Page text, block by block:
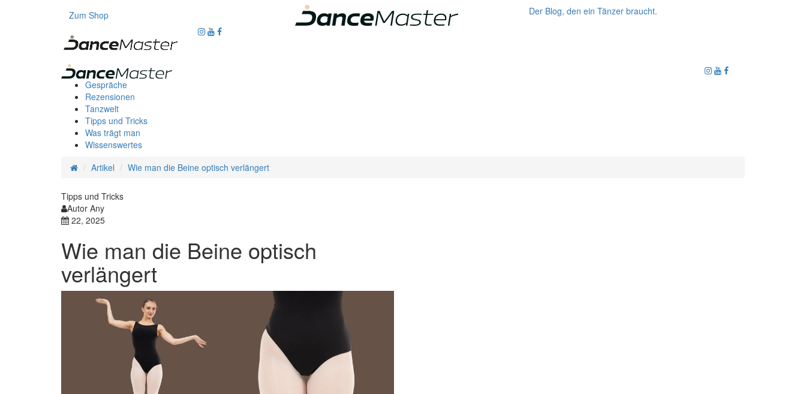
Zum Shop Der Blog, den ein Tänzer braucht.
Gespräche
Rezensionen
Tanzwelt
Tipps und Tricks
Was trägt man
Wissenswertes
Artikel
Wie man die Beine optisch verlängert
Tipps und Tricks
Autor Any
22, 2025
Wie man die Beine optisch
verlängert